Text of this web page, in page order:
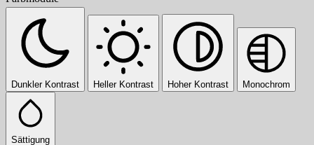
Dunkler Kontrast Heller Kontrast Hoher Kontrast Monochrom
Sättigung